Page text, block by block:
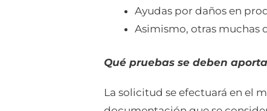
Ayudas por daños en
Asimismo, otras muchas
Qué pruebas se deben
La solicitud se efectuará en el